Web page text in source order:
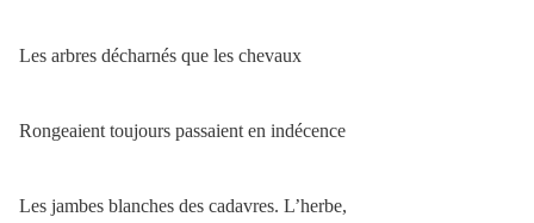
Les arbres décharnés que les chevaux
Rongeaient toujours passaient en indécence
Les jambes blanches des cadavres. L’herbe,